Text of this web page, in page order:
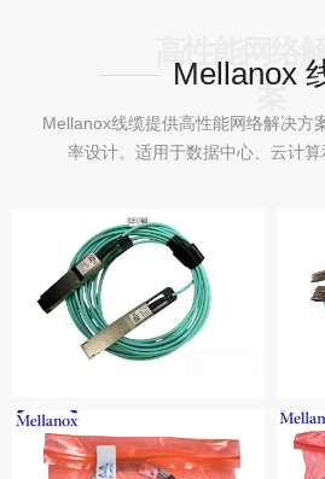
Mellanox
高性能网络
案
Mellanox线缆提供高性能网络解决方
率设计。适用于数据中心、云计算